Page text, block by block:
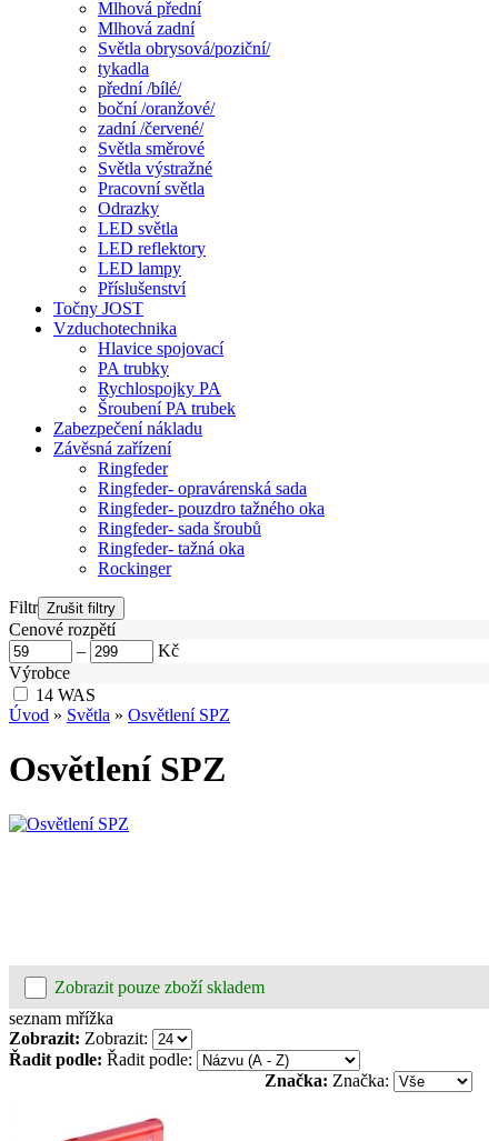
Mlhová přední
Mlhová zadní
Světla obrysová/poziční/
tykadla
přední /bílé/
boční /oranžové/
zadní /červené/
Světla směrové
Světla výstražné
Pracovní světla
Odrazky
LED světla
LED reflektory
LED lampy
Příslušenství
Točny JOST
Vzduchotechnika
Hlavice spojovací
PA trubky
Rychlospojky PA
Šroubení PA trubek
Zabezpečení nákladu
Závěsná zařízení
Ringfeder
Ringfeder- opravárenská sada
Ringfeder- pouzdro tažného oka
Ringfeder- sada šroubů
Ringfeder- tažná oka
Rockinger
Filtr
Cenové rozpětí
–
Kč
Výrobce
14 WAS
Úvod » Světla » Osvětlení SPZ
Osvětlení SPZ
Zobrazit pouze zboží skladem
seznam mřížka
Zobrazit: Zobrazit:
Řadit podle: Řadit podle:
Značka: Značka: